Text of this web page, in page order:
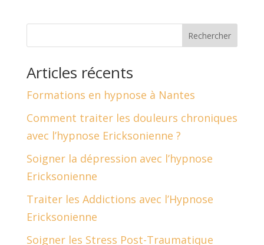
Rechercher
Articles récents
Formations en hypnose à Nantes
Comment traiter les douleurs chroniques
avec l’hypnose Ericksonienne ?
Soigner la dépression avec l’hypnose
Ericksonienne
Traiter les Addictions avec l’Hypnose
Ericksonienne
Soigner les Stress Post-Traumatique